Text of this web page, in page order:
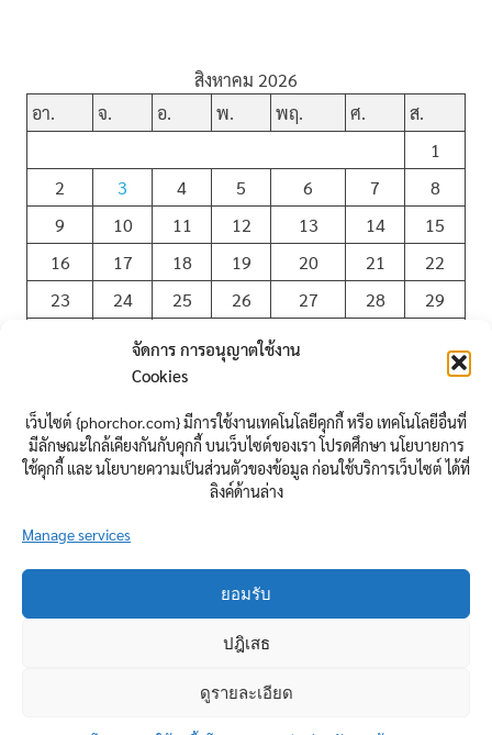
จัดการ การอนุญาตใช้งาน
Cookies
เว็บไซต์ {phorchor.com} มีการใช้งานเทคโนโลยีคุกกี้ หรือ เทคโนโลยีอื่นที่
มีลักษณะใกล้เคียงกันกับคุกกี้ บนเว็บไซต์ของเรา โปรดศึกษา นโยบายการ
ใช้คุกกี้ และ นโยบายความเป็นส่วนตัวของข้อมูล ก่อนใช้บริการเว็บไซต์ ได้ที่
ลิงค์ด้านล่าง
Manage services
ยอมรับ
ปฎิเสธ
ดูรายละเอียด
สิงหาคม 2026
อา.
จ. อ. พ. พฤ. ศ.
ส.
1
2
3 4 5 6 7
8
9
10 11 12 13 14
15
16
17 18 19 20 21
22
23
24 25 26 27 28
29
นิยาม
เข้าสู่ระบบ
เข้าฟีด
WordPress.org
WordPress Theme: Poseidon by ThemeZee.